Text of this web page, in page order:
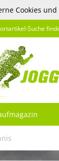
Cookies
Suche